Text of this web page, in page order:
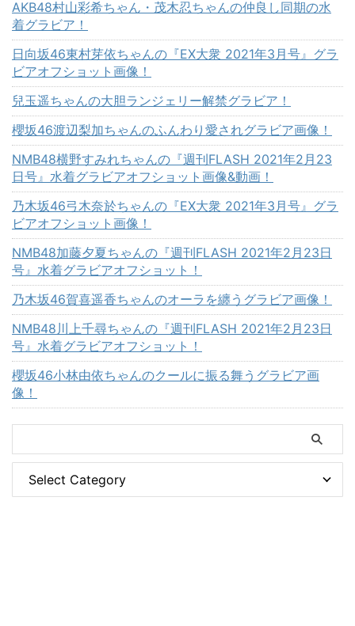
AKB48村山彩希ちゃん・茂木忍ちゃんの仲良し同期の水
着グラビア！
日向坂46東村芽依ちゃんの『EX大衆 2021年3月号』グラ
ビアオフショット画像！
兒玉遥ちゃんの大胆ランジェリー解禁グラビア！
櫻坂46渡辺梨加ちゃんのふんわり愛されグラビア画像！
NMB48横野すみれちゃんの『週刊FLASH 2021年2月23
日号』水着グラビアオフショット画像&動画！
乃木坂46弓木奈於ちゃんの『EX大衆 2021年3月号』グラ
ビアオフショット画像！
NMB48加藤夕夏ちゃんの『週刊FLASH 2021年2月23日
号』水着グラビアオフショット！
乃木坂46賀喜遥香ちゃんのオーラを纏うグラビア画像！
NMB48川上千尋ちゃんの『週刊FLASH 2021年2月23日
号』水着グラビアオフショット！
櫻坂46小林由依ちゃんのクールに振る舞うグラビア画
像！